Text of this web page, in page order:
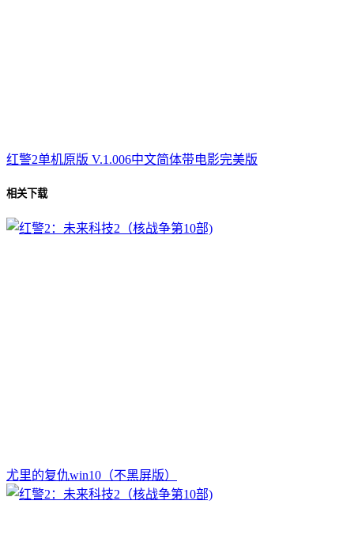
红警2单机原版 V.1.006中文简体带电影完美版
相关下载
尤里的复仇win10（不黑屏版）